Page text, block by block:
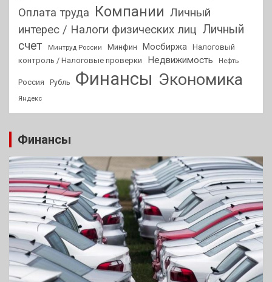
Оплата труда Компании Личный
интерес / Налоги физических лиц Личный
счет
Минтруд России Минфин Мосбиржа Налоговый
контроль / Налоговые проверки
Недвижимость Нефть
Россия Рубль Финансы Экономика
Яндекс
Финансы